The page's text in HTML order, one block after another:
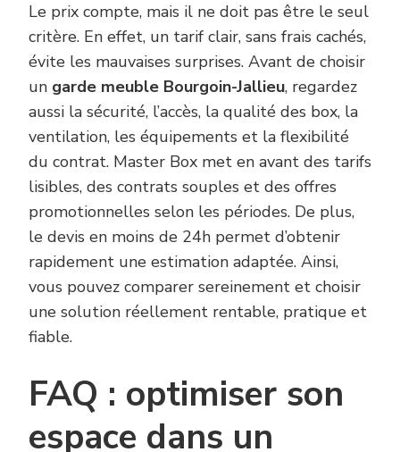
Le prix compte, mais il ne doit pas être le seul
critère. En effet, un tarif clair, sans frais cachés,
évite les mauvaises surprises. Avant de choisir
un garde meuble Bourgoin-Jallieu, regardez
aussi la sécurité, l’accès, la qualité des box, la
ventilation, les équipements et la flexibilité
du contrat. Master Box met en avant des tarifs
lisibles, des contrats souples et des offres
promotionnelles selon les périodes. De plus,
le devis en moins de 24h permet d’obtenir
rapidement une estimation adaptée. Ainsi,
vous pouvez comparer sereinement et choisir
une solution réellement rentable, pratique et
fiable.
FAQ : optimiser son
espace dans un